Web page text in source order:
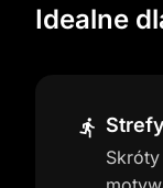
Idealne